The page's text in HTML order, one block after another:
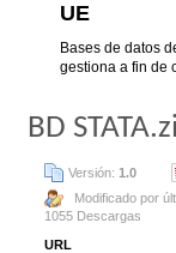
UE
Bases de datos
gestiona a fin de
BD
Versión: 1.0
Modificado por
1055 Descargas
URL